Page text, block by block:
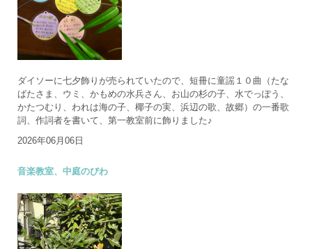
ダイソーに七夕飾りが売られていたので、短冊に童謡１０曲（たな
ばたさま、ウミ、かもめの水兵さん、お山の杉の子、水でっぽう、
かたつむり、われは海の子、椰子の実、浜辺の歌、故郷）の一番歌
詞、作詞者を書いて、第一教室前に飾りました♪
2026年06月06日
音楽教室、中庭のびわ